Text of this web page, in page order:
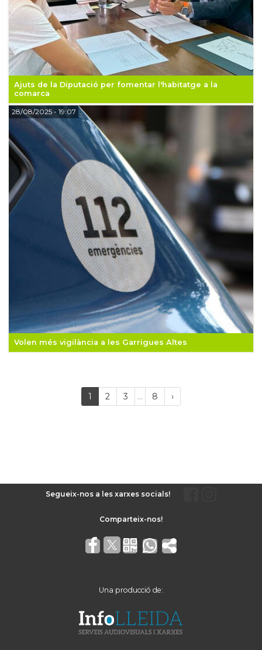
Ajuts de la Diputació per fomentar l'habitatge a la
comarca
Volen més vigilància a les Garrigues Altes
28/08/2025- 19:07
1 (current)
2 3 ... 8 ›Próxima
página
Segueix-nos a les xarxes socials!
Una producció de: